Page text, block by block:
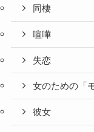
同棲
喧嘩
失恋
女のための「
彼女